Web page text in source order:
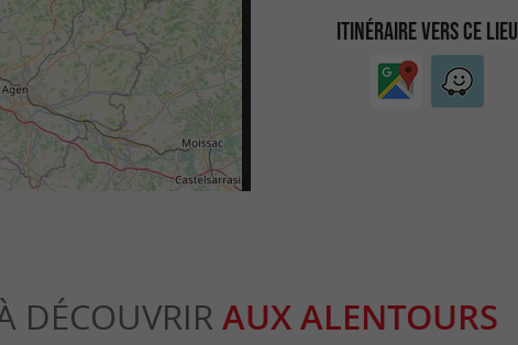
ITINÉRAIRE VERS CE LIEU
DÉCOUVRIR AUX ALENTOURS